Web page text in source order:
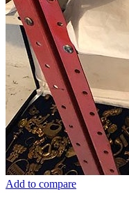
Add to compare